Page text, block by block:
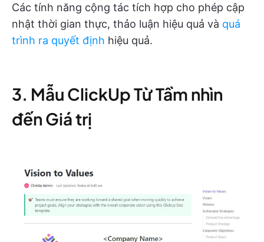
Các tính năng cộng tác tích hợp cho phép cập
nhật thời gian thực, thảo luận hiệu quả và quá
trình ra quyết định hiệu quả.
3. Mẫu ClickUp Từ Tầm nhìn
đến Giá trị